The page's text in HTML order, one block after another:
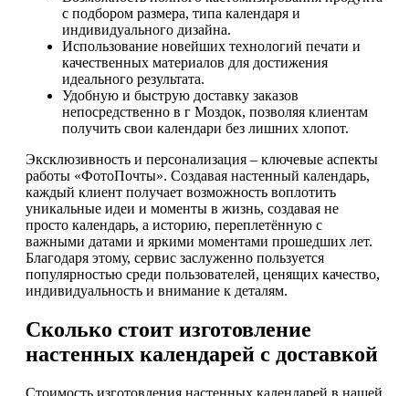
с подбором размера, типа календаря и
индивидуального дизайна.
Использование новейших технологий печати и
качественных материалов для достижения
идеального результата.
Удобную и быструю доставку заказов
непосредственно в г Моздок, позволяя клиентам
получить свои календари без лишних хлопот.
Эксклюзивность и персонализация – ключевые аспекты
работы «ФотоПочты». Создавая настенный календарь,
каждый клиент получает возможность воплотить
уникальные идеи и моменты в жизнь, создавая не
просто календарь, а историю, переплетённую с
важными датами и яркими моментами прошедших лет.
Благодаря этому, сервис заслуженно пользуется
популярностью среди пользователей, ценящих качество,
индивидуальность и внимание к деталям.
Сколько стоит изготовление
настенных календарей с доставкой
Стоимость изготовления настенных календарей в нашей